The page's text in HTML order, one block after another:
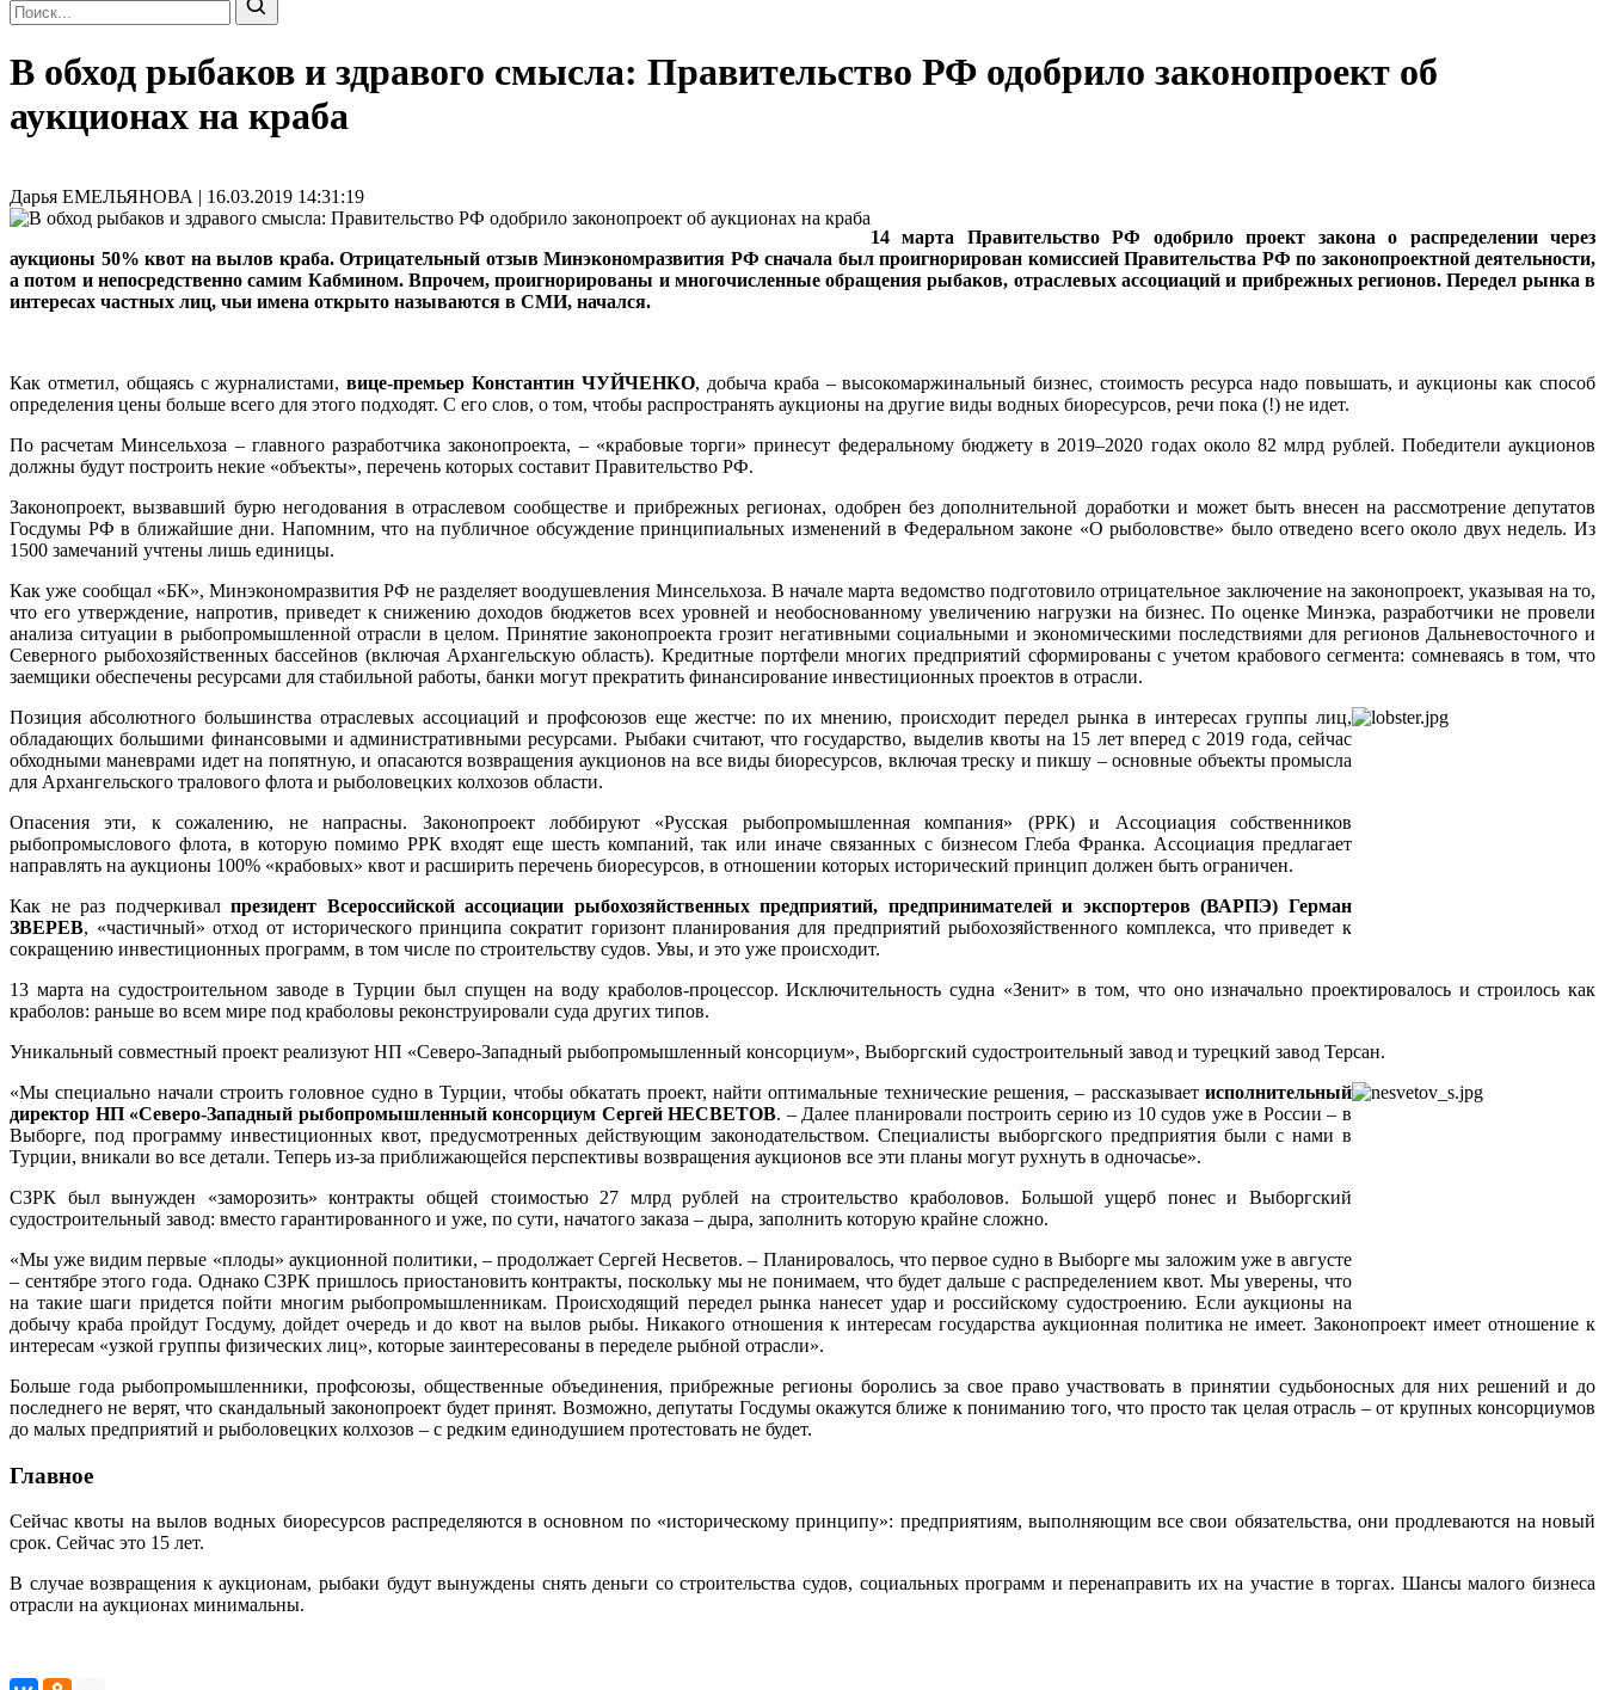
В обход рыбаков и здравого смысла: Правительство РФ одобрило законопроект об
аукционах на краба
Дарья ЕМЕЛЬЯНОВА | 16.03.2019 14:31:19
14 марта Правительство РФ одобрило проект закона о распределении через
аукционы 50% квот на вылов краба. Отрицательный отзыв Минэкономразвития РФ сначала был проигнорирован комиссией Правительства РФ по законопроектной деятельности,
а потом и непосредственно самим Кабмином. Впрочем, проигнорированы и многочисленные обращения рыбаков, отраслевых ассоциаций и прибрежных регионов. Передел рынка в
интересах частных лиц, чьи имена открыто называются в СМИ, начался.
Как отметил, общаясь с журналистами,вице-премьер Константин ЧУЙЧЕНКО, добыча краба – высокомаржинальный бизнес, стоимость ресурса надо повышать, и аукционы как способ
определения цены больше всего для этого подходят. С его слов, о том, чтобы распространять аукционы на другие виды водных биоресурсов, речи пока (!) не идет.
По расчетам Минсельхоза – главного разработчика законопроекта, – «крабовые торги» принесут федеральному бюджету в 2019–2020 годах около 82 млрд рублей. Победители аукционов
должны будут построить некие «объекты», перечень которых составит Правительство РФ.
Законопроект, вызвавший бурю негодования в отраслевом сообществе и прибрежных регионах, одобрен без дополнительной доработки и может быть внесен на рассмотрение депутатов
Госдумы РФ в ближайшие дни. Напомним, что на публичное обсуждение принципиальных изменений в Федеральном законе «О рыболовстве» было отведено всего около двух недель. Из
1500 замечаний учтены лишь единицы.
Как уже сообщал «БК», Мин­экономразвития РФ не разделяет воодушевления Минсельхоза. В начале марта ведомство подготовило отрицательное заключение на законопроект, указывая на то,
что его утверждение, напротив, приведет к снижению доходов бюджетов всех уровней и необоснованному увеличению нагрузки на бизнес. По оценке Минэка, разработчики не провели
анализа ситуации в рыбопромышленной отрасли в целом. Принятие законопроекта грозит негативными социальными и экономическими последствиями для регионов Дальневосточного и
Северного рыбохозяйственных бассейнов (включая Архангельскую область). Кредитные портфели многих предприятий сформированы с учетом крабового сегмента: сомневаясь в том, что
заемщики обеспечены ресурсами для стабильной работы, банки могут прекратить финансирование инвестиционных проектов в отрасли.
Позиция абсолютного большинства отраслевых ассоциаций и профсоюзов еще жестче: по их мнению, происходит передел рынка в интересах группы лиц,
обладающих большими финансовыми и административными ресурсами. Рыбаки считают, что государство, выделив квоты на 15 лет вперед с 2019 года, сейчас
обходными маневрами идет на попятную, и опасаются возвращения аукционов на все виды биоресурсов, включая треску и пикшу – основные объекты промысла
для Архангельского тралового флота и рыболовецких колхозов области.
Опасения эти, к сожалению, не напрасны. Законопроект лоббируют «Русская рыбопромышленная компания» (РРК) и Ассоциация собственников
рыбопромыслового флота, в которую помимо РРК входят еще шесть компаний, так или иначе связанных с бизнесом Глеба Франка. Ассоциация предлагает
направлять на аукционы 100% «крабовых» квот и расширить перечень биоресурсов, в отношении которых исторический принцип должен быть ограничен.
Как не раз подчеркивалпрезидент Всероссийской ассоциации рыбохозяйственных предприятий, предпринимателей и экспортеров (ВАРПЭ) Герман
ЗВЕРЕВ, «частичный» отход от исторического принципа сократит горизонт планирования для предприятий рыбохозяйственного комплекса, что приведет к
сокращению инвестиционных программ, в том числе по строительству судов. Увы, и это уже происходит.
13 марта на судостроительном заводе в Турции был спущен на воду краболов-процессор. Исключительность судна «Зенит» в том, что оно изначально проектировалось и строилось как
краболов: раньше во всем мире под краболовы реконструировали суда других типов.
Уникальный совместный проект реализуют НП «Северо-Западный рыбопромышленный консорциум», Выборгский судостроительный завод и турецкий завод Терсан.
«Мы специально начали строить головное судно в Турции, чтобы обкатать проект, найти оптимальные технические решения, – рассказывает исполнительный
директор НП «Северо-Западный рыбопромышленный консорциум Сергей НЕСВЕТОВ. – Далее планировали построить серию из 10 судов уже в России – в
Выборге, под программу инвестиционных квот, предусмотренных действующим законодательством. Специалисты выборгского предприятия были с нами в
Турции, вникали во все детали. Теперь из-за приближающейся перспективы возвращения аукционов все эти планы могут рухнуть в одночасье».
СЗРК был вынужден «заморозить» контракты общей стоимостью 27 млрд рублей на строительство краболовов. Большой ущерб понес и Выборгский
судостроительный завод: вместо гарантированного и уже, по сути, начатого заказа – дыра, заполнить которую крайне сложно.
«Мы уже видим первые «плоды» аукционной политики, – продолжает Сергей Несветов. – Планировалось, что первое судно в Выборге мы заложим уже в августе
– сентябре этого года. Однако СЗРК пришлось приостановить контракты, поскольку мы не понимаем, что будет дальше с распределением квот. Мы уверены, что
на такие шаги придется пойти многим рыбопромышленникам. Происходящий передел рынка нанесет удар и российскому судостроению. Если аукционы на
добычу краба пройдут Госдуму, дойдет очередь и до квот на вылов рыбы. Никакого отношения к интересам государства аукционная политика не имеет. Законопроект имеет отношение к
интересам «узкой группы физических лиц», которые заинтересованы в переделе рыбной отрасли».
Больше года рыбопромышленники, профсоюзы, общественные объединения, прибрежные регионы боролись за свое право участвовать в принятии судьбоносных для них решений и до
последнего не верят, что скандальный законопроект будет принят. Возможно, депутаты Госдумы окажутся ближе к пониманию того, что просто так целая отрасль – от крупных консорциумов
до малых предприятий и рыболовецких колхозов – с редким единодушием протестовать не будет.
Главное
Сейчас квоты на вылов водных биоресурсов распределяются в основном по «историческому принципу»: предприятиям, выполняющим все свои обязательства, они продлеваются на новый
срок. Сейчас это 15 лет.
В случае возвращения к аукционам, рыбаки будут вынуждены снять деньги со строительства судов, социальных программ и перенаправить их на участие в торгах. Шансы малого бизнеса
отрасли на аукционах минимальны.